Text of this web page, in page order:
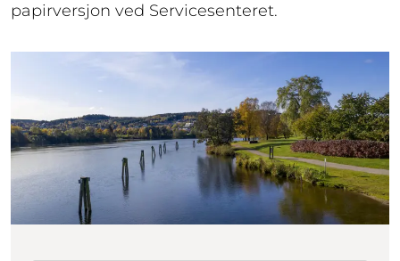
papirversjon ved Servicesenteret.